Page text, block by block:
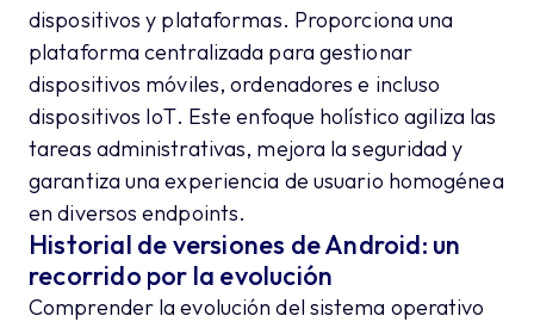
dispositivos y plataformas. Proporciona una
plataforma centralizada para gestionar
dispositivos móviles, ordenadores e incluso
dispositivos IoT. Este enfoque holístico agiliza las
tareas administrativas, mejora la seguridad y
garantiza una experiencia de usuario homogénea
en diversos endpoints.
Historial de versiones de Android: un
recorrido por la evolución
Comprender la evolución del sistema operativo